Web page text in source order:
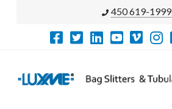
450 619-1999